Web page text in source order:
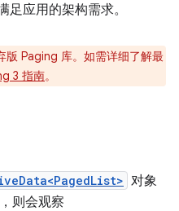
足应用的架构需求。
版 Paging 库。如需详细了解最
3 指南。
对象
，则会观察